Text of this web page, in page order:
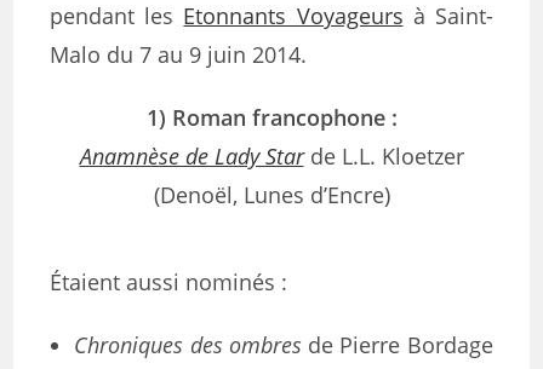
pendant les Etonnants Voyageurs à Saint-
Malo du 7 au 9 juin 2014.
1) Roman francophone :
Anamnèse de Lady Starde L.L. Kloetzer
(Denoël, Lunes d’Encre)
Étaient aussi nominés :
Chroniques des ombres de Pierre Bordage